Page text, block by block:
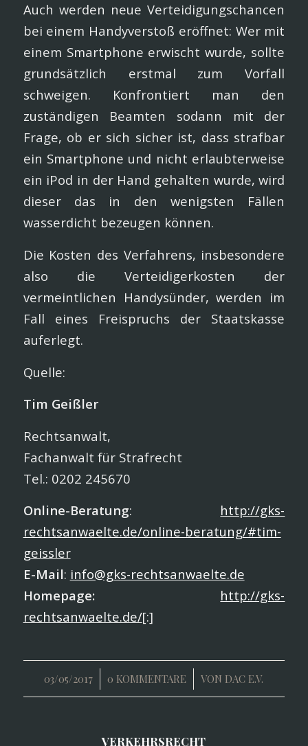
Auch werden neue Verteidigungschancen
bei einem Handyverstoß eröffnet: Wer mit
einem Smartphone erwischt wurde, sollte
grundsätzlich erstmal zum Vorfall
schweigen. Konfrontiert man den
zuständigen Beamten sodann mit der
Frage, ob er sich sicher ist, dass strafbar
ein Smartphone und nicht erlaubterweise
ein iPod in der Hand gehalten wurde, wird
dieser das in den wenigsten Fällen
wasserdicht bezeugen können.
Die Kosten des Verfahrens, insbesondere
also die Verteidigerkosten der
vermeintlichen Handysünder, werden im
Fall eines Freispruchs der Staatskasse
auferlegt.
Quelle:
Tim Geißler
Rechtsanwalt,
Fachanwalt für Strafrecht
Tel.: 0202 245670
Online-Beratung: http://gks-
rechtsanwaelte.de/online-beratung/#tim-
geissler
E-Mail: info@gks-rechtsanwaelte.de
Homepage:
http://gks-
rechtsanwaelte.de/[:]
03/05/2017
/ 0 KOMMENTARE
/ VON DAC E.V.
VERKEHRSRECHT